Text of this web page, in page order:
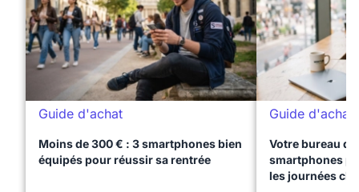
Guide d'achat
Moins de 300 € : 3 smartphones bien
équipés pour réussir sa rentrée
Guide d'achat
Votre bureau
smartphones
les journées